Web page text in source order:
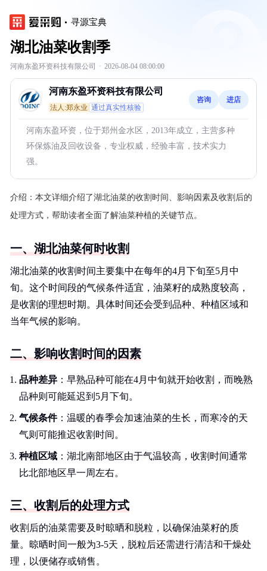
寻源宝典
湖北油菜收割季
河南东盈环资科技有限公司 · 2026-08-04 08:00:00
河南东盈环资科技有限公司
法人:郑永业 通过真实性核验
咨询 进店
河南东盈环资，位于郑州金水区，2013年成立，主营多种
环保炼油及回收设备，专业权威，经验丰富，技术实力
强。
介绍： 本文详细介绍了湖北油菜的收割时间、影响因素及收割后的
处理方式，帮助读者全面了解油菜种植的关键节点。
一、湖北油菜何时收割
湖北油菜的收割时间主要集中在每年的4月下旬至5月中
旬。这个时间段的气候条件适宜，油菜籽的成熟度较高，
是收割的理想时期。具体时间还会受到品种、种植区域和
当年气候的影响。
二、影响收割时间的因素
品种差异 ：早熟品种可能在4月中旬就开始收割，而晚熟
品种则可能延迟到5月下旬。
气候条件：温暖的春季会加速油菜的生长，而寒冷的天
气则可能推迟收割时间。
种植区域 ：湖北南部地区由于气温较高，收割时间通常
比北部地区早一周左右。
三、收割后的处理方式
收割后的油菜需要及时晾晒和脱粒，以确保油菜籽的质
量。晾晒时间一般为3-5天，脱粒后还需进行清洁和干燥处
理，以便储存或销售。